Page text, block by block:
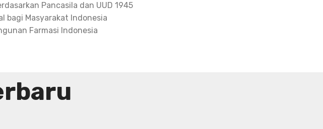
Pancasila dan UUD 1945
bagi Masyarakat Indonesia
Farmasi Indonesia